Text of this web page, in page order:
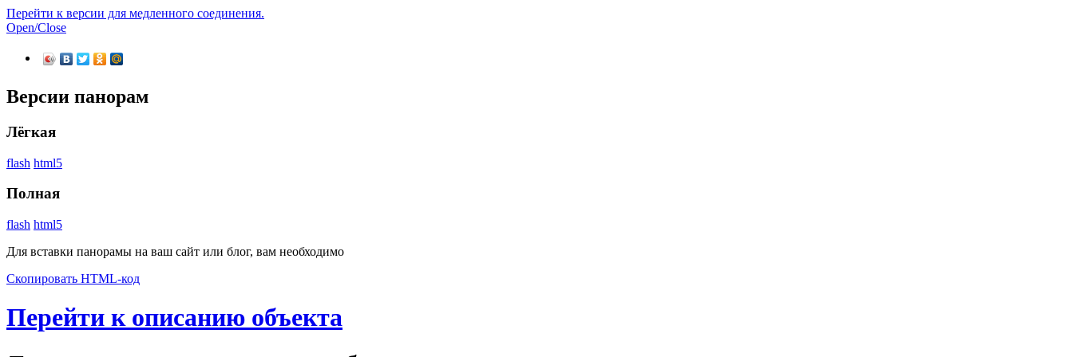
Перейти к версии для медленного соединения.
Open/Close
Версии панорам
Лёгкая
flash html5
Полная
flash html5
Для вставки панорамы на ваш сайт или блог, вам необходимо
Скопировать HTML-код
Перейти к описанию объекта